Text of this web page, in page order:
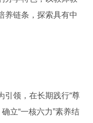
养链条，探索具有中
领，在长期践行“尊
立“一核六力”素养结